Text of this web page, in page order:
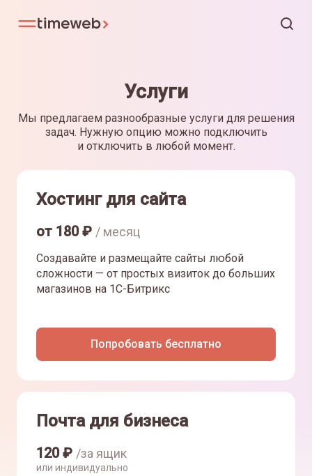
Услуги
Мы предлагаем разнообразные услуги для решения
задач. Нужную опцию можно подключить
и отключить в любой момент.
Хостинг для сайта
от 180₽ / месяц
Создавайте и размещайте сайты любой
сложности — от простых визиток до больших
магазинов на 1С-Битрикс
Попробовать бесплатно
Почта для бизнеса
120₽ /за ящик
или индивидуально